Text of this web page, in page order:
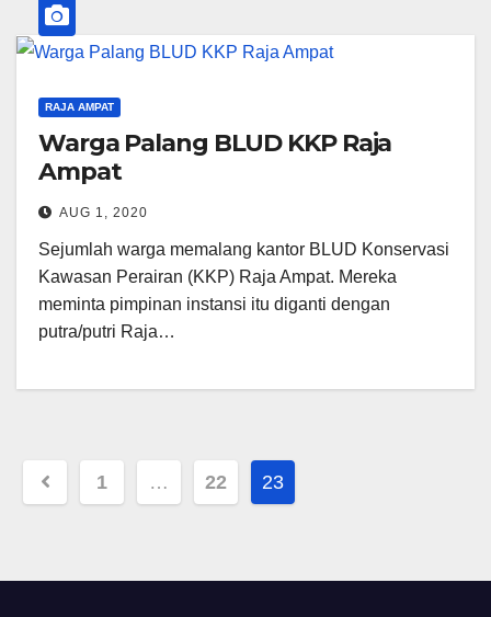
RAJA AMPAT
Warga Palang BLUD KKP Raja
Ampat
AUG 1, 2020
Sejumlah warga memalang kantor BLUD Konservasi
Kawasan Perairan (KKP) Raja Ampat. Mereka
meminta pimpinan instansi itu diganti dengan
putra/putri Raja…
Posts
1 … 22 23